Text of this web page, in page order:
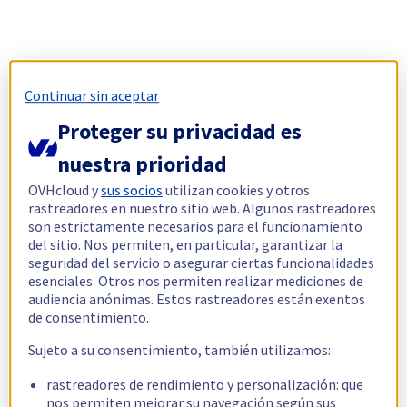
Continuar sin aceptar
Proteger su privacidad es
nuestra prioridad
OVHcloud ysus socios utilizan cookies y otros
rastreadores en nuestro sitio web. Algunos rastreadores
son estrictamente necesarios para el funcionamiento
del sitio. Nos permiten, en particular, garantizar la
seguridad del servicio o asegurar ciertas funcionalidades
esenciales. Otros nos permiten realizar mediciones de
audiencia anónimas. Estos rastreadores están exentos
de consentimiento.
Sujeto a su consentimiento, también utilizamos:
rastreadores de rendimiento y personalización: que
nos permiten mejorar su navegación según sus